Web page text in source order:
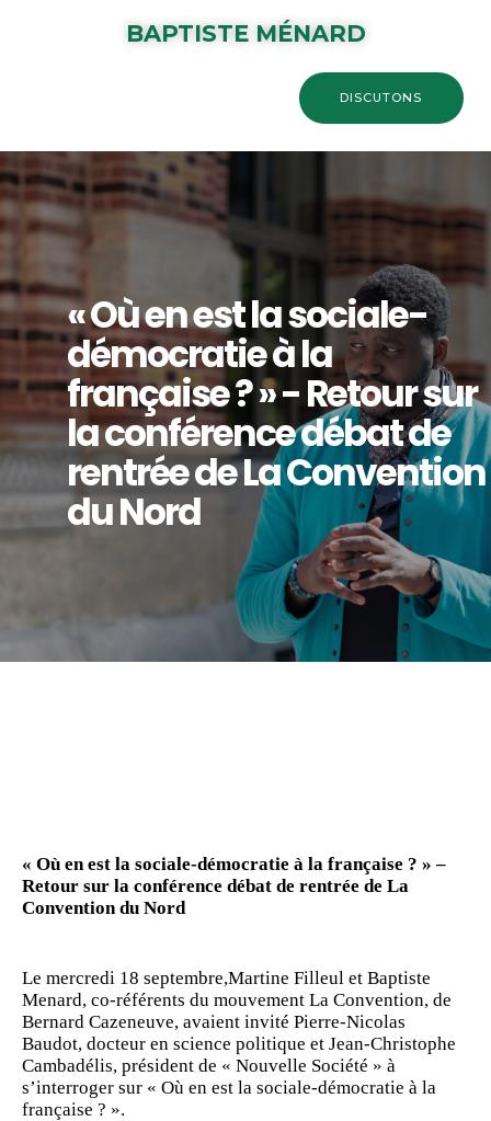
BAPTISTE MÉNARD
DISCUTONS
« Où en est la sociale-
démocratie à la
française ? » - Retour sur
la conférence débat de
rentrée de La Convention
du Nord
« Où en est la sociale-démocratie à la française ? » –
Retour sur la conférence débat de rentrée de La
Convention du Nord
Le mercredi 18 septembre,Martine Filleul et Baptiste
Menard, co-référents du mouvement La Convention, de
Bernard Cazeneuve, avaient invité Pierre-Nicolas
Baudot, docteur en science politique et Jean-Christophe
Cambadélis, président de « Nouvelle Société » à
s’interroger sur « Où en est la sociale-démocratie à la
française ? ».